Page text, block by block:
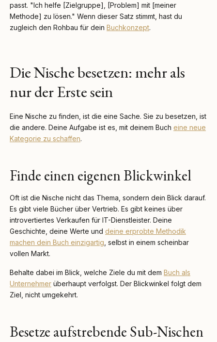
passt. "Ich helfe [Zielgruppe], [Problem] mit [meiner
Methode] zu lösen." Wenn dieser Satz stimmt, hast du
zugleich den Rohbau für dein Buchkonzept.
Die Nische besetzen: mehr als
nur der Erste sein
Eine Nische zu finden, ist die eine Sache. Sie zu besetzen, ist
die andere. Deine Aufgabe ist es, mit deinem Buch eine neue
Kategorie zu schaffen.
Finde einen eigenen Blickwinkel
Oft ist die Nische nicht das Thema, sondern dein Blick darauf.
Es gibt viele Bücher über Vertrieb. Es gibt keines über
introvertiertes Verkaufen für IT-Dienstleister. Deine
Geschichte, deine Werte und deine erprobte Methodik
machen dein Buch einzigartig , selbst in einem scheinbar
vollen Markt.
Behalte dabei im Blick, welche Ziele du mit dem Buch als
Unternehmer überhaupt verfolgst. Der Blickwinkel folgt dem
Ziel, nicht umgekehrt.
Besetze aufstrebende Sub-Nischen